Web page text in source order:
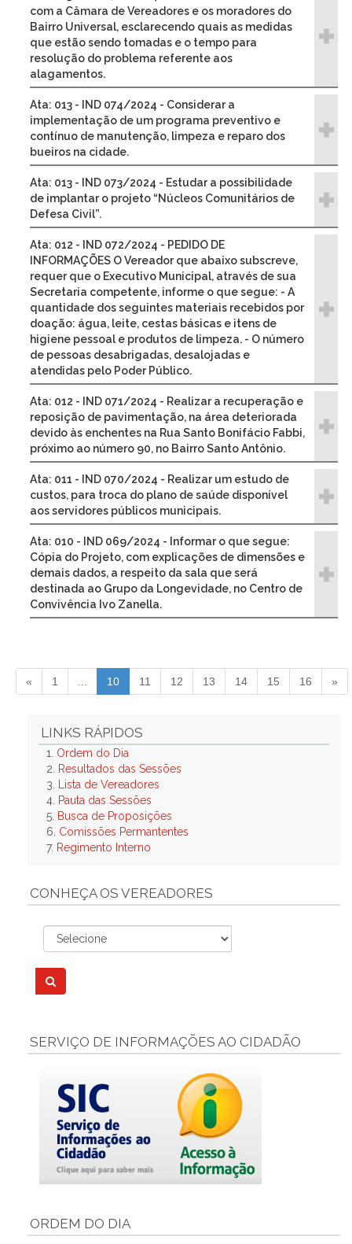
com a Câmara de Vereadores e os moradores do
Bairro Universal, esclarecendo quais as medidas
que estão sendo tomadas e o tempo para
resolução do problema referente aos
alagamentos.
Ata: 013 - IND 074/2024 - Considerar a
implementação de um programa preventivo e
contínuo de manutenção, limpeza e reparo dos
bueiros na cidade.
Ata: 013 - IND 073/2024 - Estudar a possibilidade
de implantar o projeto “Núcleos Comunitários de
Defesa Civil”.
Ata: 012 - IND 072/2024 - PEDIDO DE
INFORMAÇÕES O Vereador que abaixo subscreve,
requer que o Executivo Municipal, através de sua
Secretaria competente, informe o que segue: - A
quantidade dos seguintes materiais recebidos por
doação: água, leite, cestas básicas e itens de
higiene pessoal e produtos de limpeza. - O número
de pessoas desabrigadas, desalojadas e
atendidas pelo Poder Público.
Ata: 012 - IND 071/2024 - Realizar a recuperação e
reposição de pavimentação, na área deteriorada
devido às enchentes na Rua Santo Bonifácio Fabbi,
próximo ao número 90, no Bairro Santo Antônio.
Ata: 011 - IND 070/2024 - Realizar um estudo de
custos, para troca do plano de saúde disponível
aos servidores públicos municipais.
Ata: 010 - IND 069/2024 - Informar o que segue:
Cópia do Projeto, com explicações de dimensões e
demais dados, a respeito da sala que será
destinada ao Grupo da Longevidade, no Centro de
Convivência Ivo Zanella.
« 1 10 11 12 13 14 15 16 »
LINKS RÁPIDOS
1. Ordem do Dia
2.
Resultados das Sessões
3.
Lista de Vereadores
4. Pauta das Sessões
5. Busca de Proposições
6. Comissões Permantentes
7. Regimento Interno
CONHEÇA OS VEREADORES
SERVIÇO DE INFORMAÇÕES AO CIDADÃO
ORDEM DO DIA